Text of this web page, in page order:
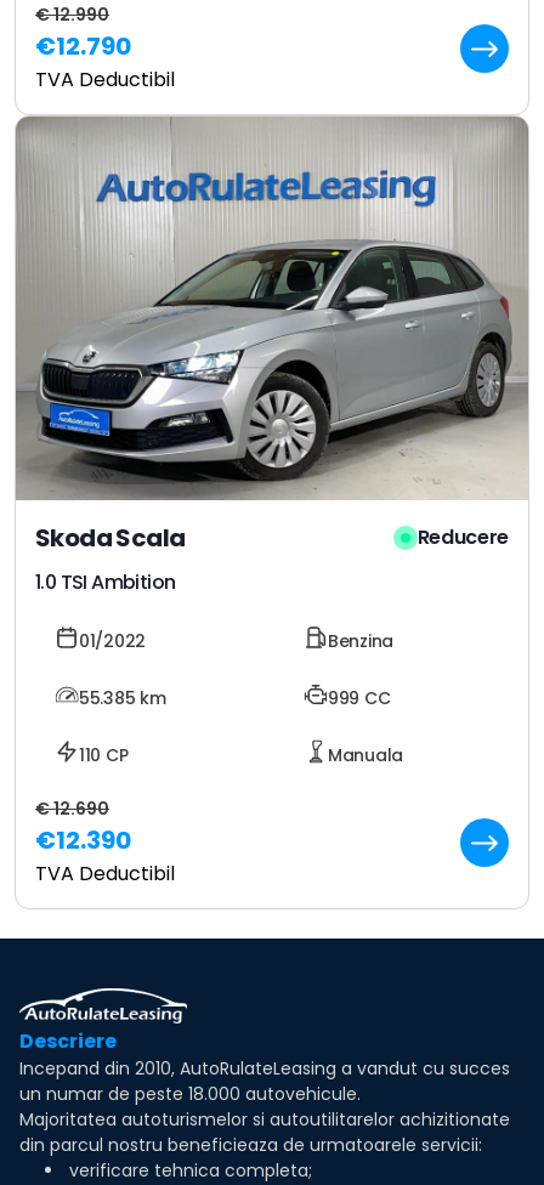
€ 12.990
€12.790
TVA Deductibil
Skoda Scala
1.0 TSI Ambition
Reducere
01/2022 Benzina
55.385 km 999 CC
110 CP Manuala
€ 12.690
€12.390
TVA Deductibil
Descriere
Incepand din 2010, AutoRulateLeasing a vandut cu succes
un numar de peste 18.000 autovehicule.
Majoritatea autoturismelor si autoutilitarelor achizitionate
din parcul nostru beneficieaza de urmatoarele servicii:
verificare tehnica completa;